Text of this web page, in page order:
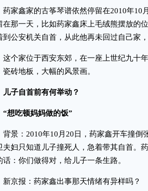
鑫家的古筝琴谱依然停留在2010年10
在那一天，比如药家鑫床上毛绒熊摆放的
到公安机关自首，从此他再未回过自己家
家位于西安东郊，在一座上世纪九十年
瓷砖地板，大幅的风景画。
儿子自首前有何举动？
吃顿妈妈做的饭”
：2010年10月20日，药家鑫开车撞倒
夫妇只知道儿子撞死人，急着带其自首。
话：你们做得对，给儿子一条生路。
报：药家鑫出事那天情绪有异样吗？